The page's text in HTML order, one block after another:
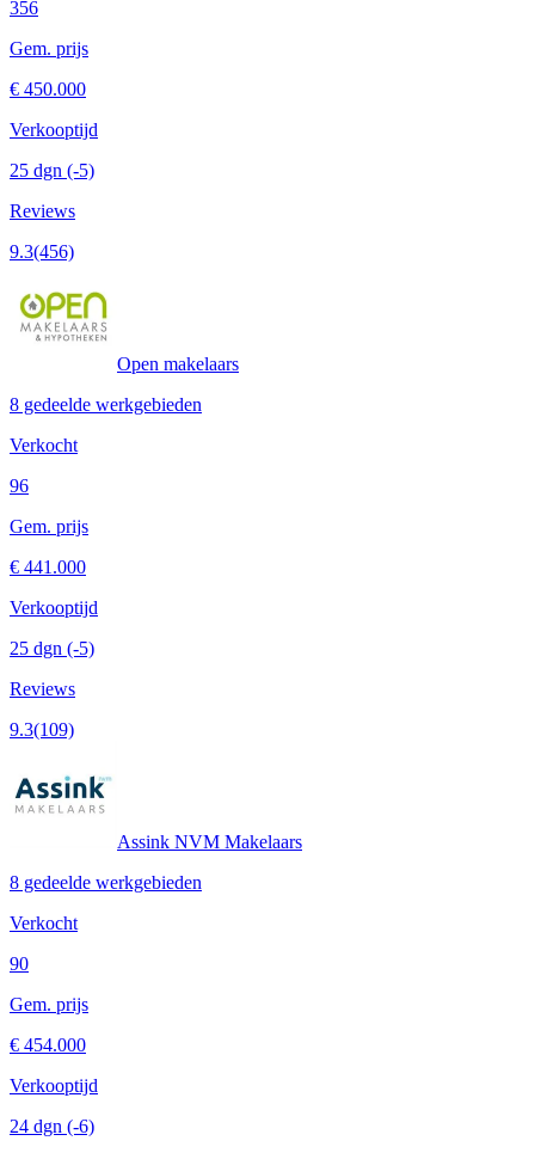
356
Gem. prijs
€ 450.000
Verkooptijd
25 dgn (-5)
Reviews
9.3(456)
Open makelaars
8 gedeelde werkgebieden
Verkocht
96
Gem. prijs
€ 441.000
Verkooptijd
25 dgn (-5)
Reviews
9.3(109)
Assink NVM Makelaars
8 gedeelde werkgebieden
Verkocht
90
Gem. prijs
€ 454.000
Verkooptijd
24 dgn (-6)